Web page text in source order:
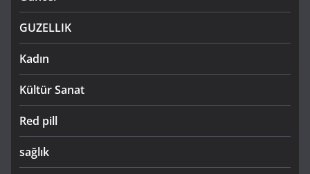
GUZELLIK
Kadın
Kültür Sanat
Red pill
sağlık